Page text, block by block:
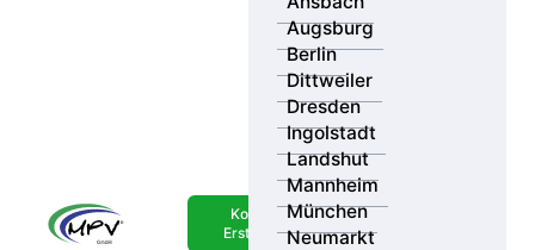
Kostenlose
Erstberatung
Augsburg
Berlin
Dittweiler
Dresden
Ingolstadt
Landshut
Mannheim
München
Neumarkt
kostenlos alle Informationen zum Test. Sie bekommen
per E-Mail: Den offiziellen Buchungslink zu unserem
Partnerlabor, eine Anleitung zur Terminvereinbarung
und Informationen zur Probenabgabe und
Wichtige Testmerkmale im Überblick
Nachweiszeitraum: Bis zu 6 Monate rückwirkend